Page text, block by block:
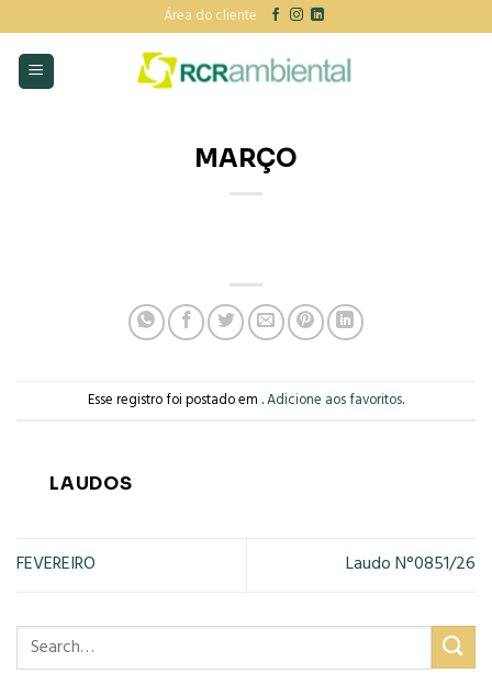
to
content
Área do cliente
MARÇO
Esse registro foi postado em .Adicione aos favoritos.
LAUDOS
FEVEREIRO Laudo N°0851/26